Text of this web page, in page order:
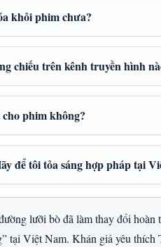
khỏi phim chưa?
chiếu trên kênh truyền hình
phim không?
để tôi tỏa sáng hợp pháp tại
lưỡi bò đã làm thay đổi hoàn
tại Việt Nam. Khán giả yêu